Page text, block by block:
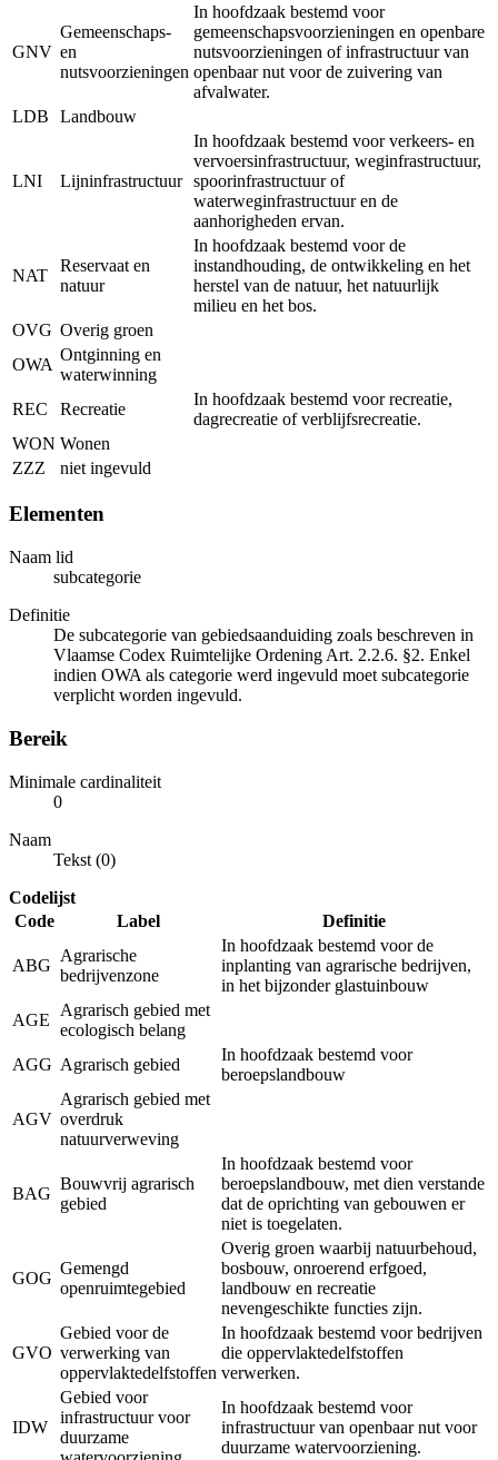
GNV
Gemeenschaps-
en
nutsvoorzieningen
In hoofdzaak bestemd voor
gemeenschapsvoorzieningen en openbare
nutsvoorzieningen of infrastructuur van
openbaar nut voor de zuivering van
afvalwater.
LDB
Landbouw
LNI Lijninfrastructuur
In hoofdzaak bestemd voor verkeers- en
vervoersinfrastructuur, weginfrastructuur,
spoorinfrastructuur of
waterweginfrastructuur en de
aanhorigheden ervan.
NAT
Reservaat en
natuur
In hoofdzaak bestemd voor de
instandhouding, de ontwikkeling en het
herstel van de natuur, het natuurlijk
milieu en het bos.
OVG Overig groen
OWA
Ontginning en
waterwinning
REC
Recreatie
In hoofdzaak bestemd voor recreatie,
dagrecreatie of verblijfsrecreatie.
WON Wonen
ZZZ
niet ingevuld
Elementen
Naam lid
subcategorie
Definitie
De subcategorie van gebiedsaanduiding zoals beschreven in
Vlaamse Codex Ruimtelijke Ordening Art. 2.2.6. §2. Enkel
indien OWA als categorie werd ingevuld moet subcategorie
verplicht worden ingevuld.
Bereik
Minimale cardinaliteit
0
Naam
Tekst (0)
Codelijst
Code
Label Definitie
ABG
Agrarische
bedrijvenzone
In hoofdzaak bestemd voor de
inplanting van agrarische bedrijven,
in het bijzonder glastuinbouw
AGE
Agrarisch gebied met
ecologisch belang
AGG Agrarisch gebied
In hoofdzaak bestemd voor
beroepslandbouw
AGV
Agrarisch gebied met
overdruk
natuurverweving
BAG
Bouwvrij agrarisch
gebied
In hoofdzaak bestemd voor
beroepslandbouw, met dien verstande
dat de oprichting van gebouwen er
niet is toegelaten.
GOG
Gemengd
openruimtegebied
Overig groen waarbij natuurbehoud,
bosbouw, onroerend erfgoed,
landbouw en recreatie
nevengeschikte functies zijn.
GVO
Gebied voor de
verwerking van
oppervlaktedelfstoffen
In hoofdzaak bestemd voor bedrijven
die oppervlaktedelfstoffen
verwerken.
IDW
Gebied voor
infrastructuur voor
duurzame
In hoofdzaak bestemd voor
infrastructuur van openbaar nut voor
duurzame watervoorziening.